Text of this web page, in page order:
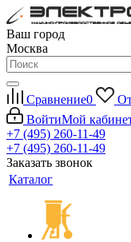
Ваш город
Москва
Сравнение0
ВойтиМой
+7 (495) 260-11-49
+7 (495) 260-11-49
Заказать звонок
Каталог